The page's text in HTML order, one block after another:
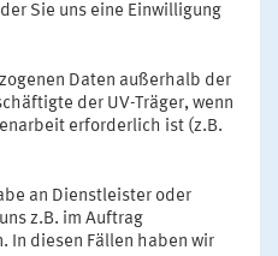
Sie uns eine Einwilligung
Daten außerhalb der
der UV-Träger, wenn
erforderlich ist (z.B.
an Dienstleister oder
z.B. im Auftrag
In diesen Fällen haben wir